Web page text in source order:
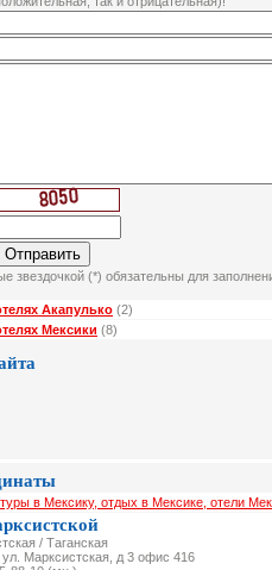
звездочкой (*) обязательны для
Акапулько (2)
Мексики (8)
туры в Мексику, отдых в Мексике, отели
/ Таганская
Марксистская, д 3 офис 416